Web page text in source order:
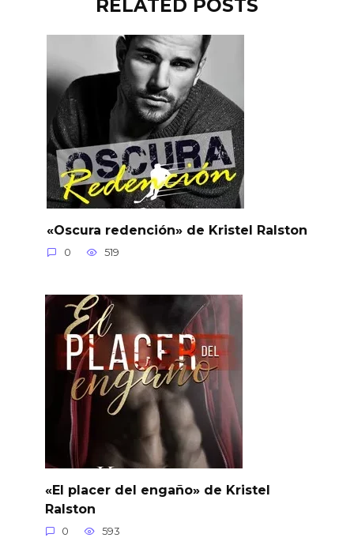
RELATED POSTS
«Oscura redención» de Kristel Ralston
0 519
«El placer del engaño» de Kristel
Ralston
0 593